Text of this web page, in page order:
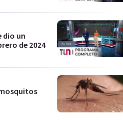
dio un
de 2024